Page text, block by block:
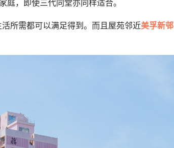
庭，即使三代同堂亦同样适合。
所需都可以满足得到。而且屋苑邻近美孚新邨